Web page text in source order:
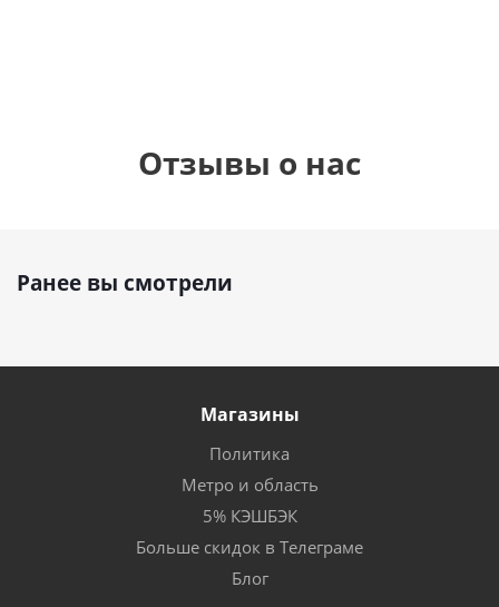
Отзывы о нас
Ранее вы смотрели
Магазины
Политика
Метро и область
5% КЭШБЭК
Больше скидок в Телеграме
Блог